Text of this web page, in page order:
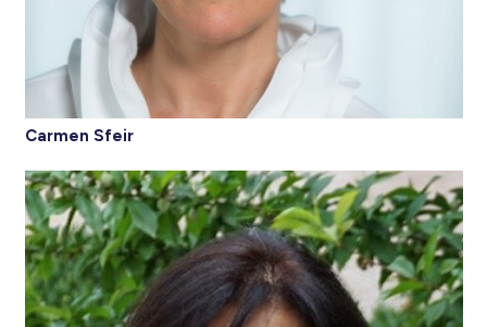
Carmen Sfeir